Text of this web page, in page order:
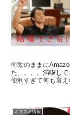
衝動のままに
た。、、、満喫し
便利すぎて何も言
オススメ情報